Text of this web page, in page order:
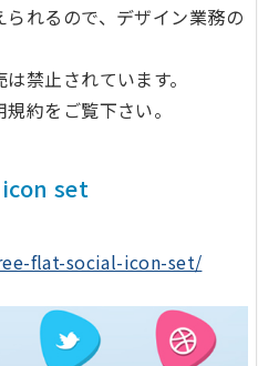
れるので、デザイン業務の
禁止されています。
約をご覧下さい。
icon set
flat-social-icon-set/